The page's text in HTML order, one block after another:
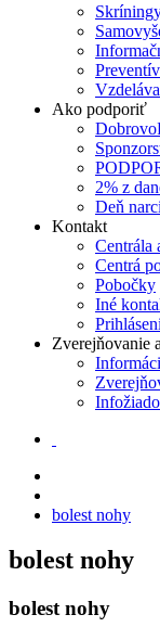
Ako podporiť
2% z
Deň
Kontakt
Centrála
Centrá
Pobočky
Iné
Zverejňovanie
bolest nohy
bolest nohy
bolest nohy